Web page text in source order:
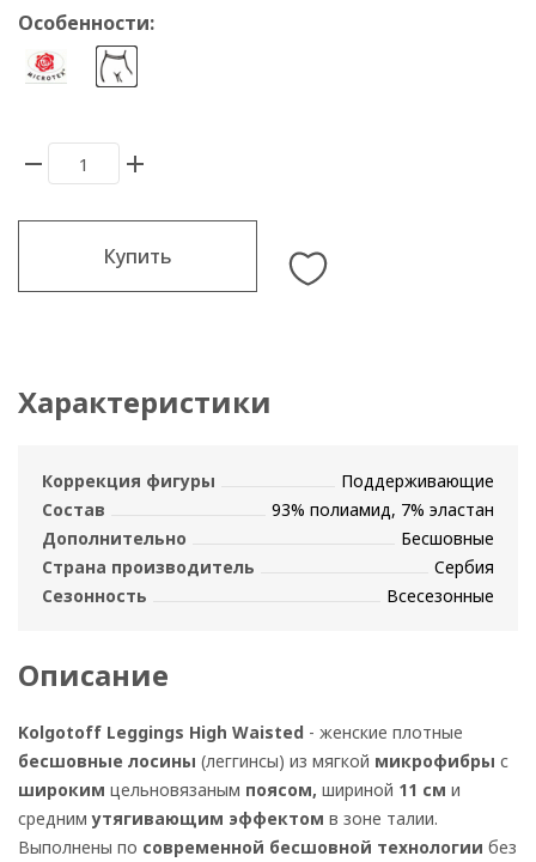
Особенности:
Купить
Характеристики
Коррекция фигуры
Поддерживающие
Состав
93% полиамид, 7% эластан
Дополнительно
Бесшовные
Страна производитель
Сербия
Сезонность
Всесезонные
Описание
Kolgotoff Leggings High Waisted - женские плотные
бесшовные лосины (леггинсы) из мягкой микрофибры с
широким цельновязаным поясом, шириной 11 см и
среднимутягивающим эффектом в зоне талии.
Выполнены по современной бесшовной технологии без